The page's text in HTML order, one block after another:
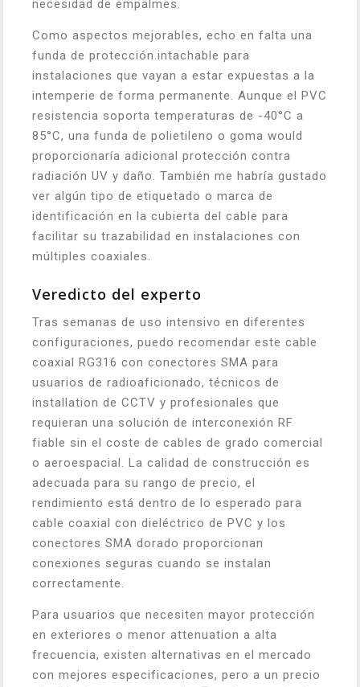
necesidad de empalmes.
Como aspectos mejorables, echo en falta una
funda de protección.intachable para
instalaciones que vayan a estar expuestas a la
intemperie de forma permanente. Aunque el PVC
resistencia soporta temperaturas de -40°C a
85°C, una funda de polietileno o goma would
proporcionaría adicional protección contra
radiación UV y daño. También me habría gustado
ver algún tipo de etiquetado o marca de
identificación en la cubierta del cable para
facilitar su trazabilidad en instalaciones con
múltiples coaxiales.
Veredicto del experto
Tras semanas de uso intensivo en diferentes
configuraciones, puedo recomendar este cable
coaxial RG316 con conectores SMA para
usuarios de radioaficionado, técnicos de
installation de CCTV y profesionales que
requieran una solución de interconexión RF
fiable sin el coste de cables de grado comercial
o aeroespacial. La calidad de construcción es
adecuada para su rango de precio, el
rendimiento está dentro de lo esperado para
cable coaxial con dieléctrico de PVC y los
conectores SMA dorado proporcionan
conexiones seguras cuando se instalan
correctamente.
Para usuarios que necesiten mayor protección
en exteriores o menor attenuation a alta
frecuencia, existen alternativas en el mercado
con mejores especificaciones, pero a un precio